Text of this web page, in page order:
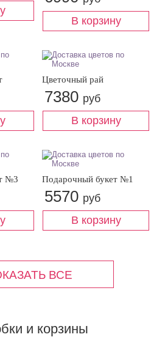
Цветочный рай
7380 руб
№3 Подарочный букет №1
5570 руб
и корзины